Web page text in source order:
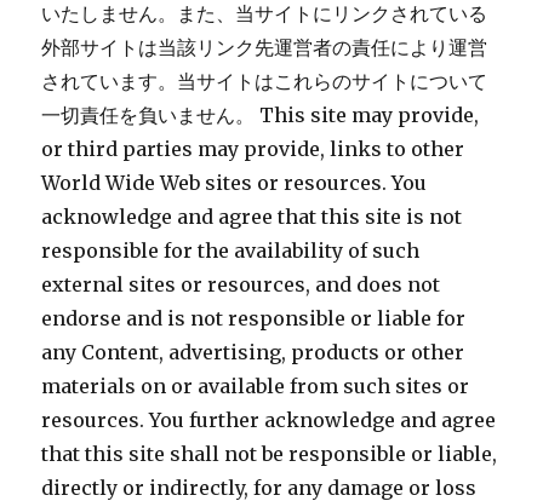
いたしません。また、当サイトにリンクされている
外部サイトは当該リンク先運営者の責任により運営
されています。当サイトはこれらのサイトについて
一切責任を負いません。 This site may provide,
or third parties may provide, links to other
World Wide Web sites or resources. You
acknowledge and agree that this site is not
responsible for the availability of such
external sites or resources, and does not
endorse and is not responsible or liable for
any Content, advertising, products or other
materials on or available from such sites or
resources. You further acknowledge and agree
that this site shall not be responsible or liable,
directly or indirectly, for any damage or loss